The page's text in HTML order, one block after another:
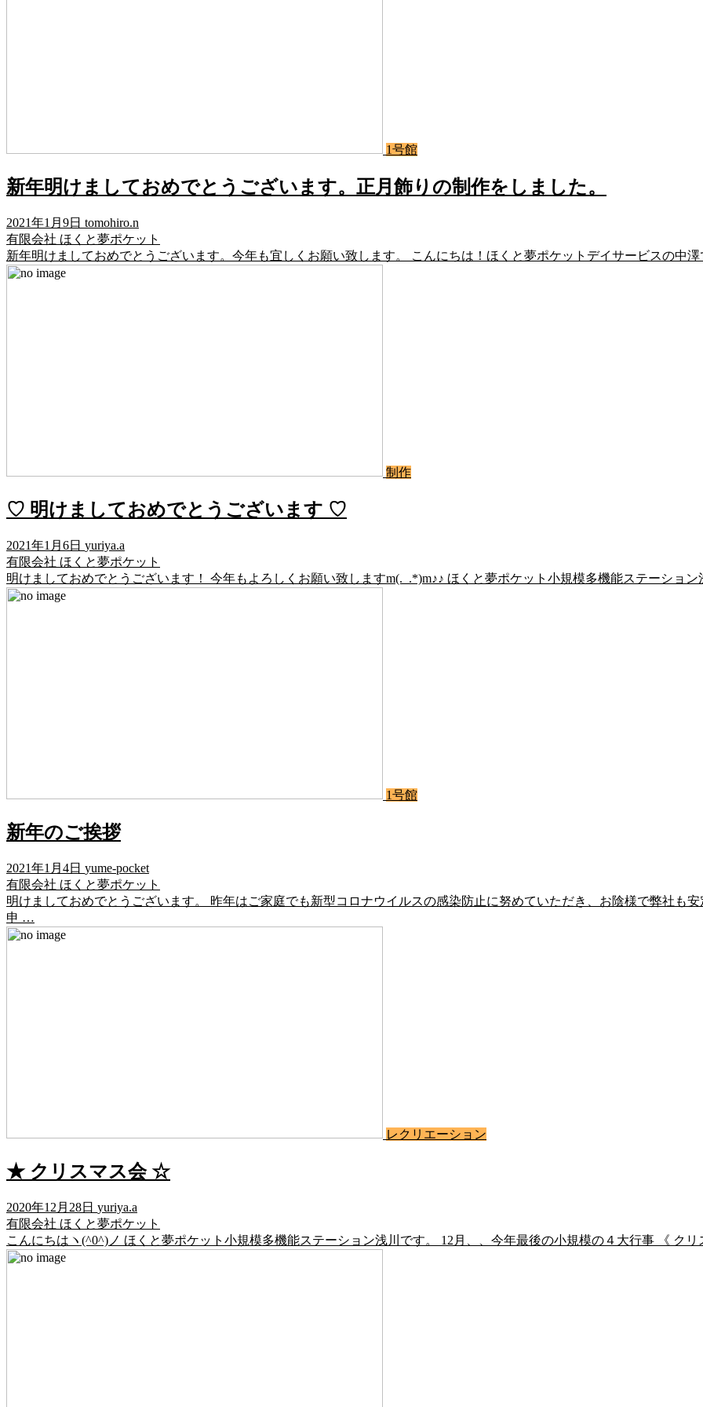
1号館
新年明けましておめでとうございます。正月飾りの制作をしました。
2021年1月9日 tomohiro.n
有限会社 ほくと夢ポケット
新年明けましておめでとうございます。今年も宜しくお願い致します。 こんにちは！ほくと夢ポケットデイサービスの中
制作
♡ 明けましておめでとうございます ♡
2021年1月6日 yuriya.a
有限会社 ほくと夢ポケット
明けましておめでとうございます！ 今年もよろしくお願い致しますm(._.*)m♪♪ ほくと夢ポケット小規模多機能ステーショ
1号館
新年のご挨拶
2021年1月4日 yume-pocket
有限会社 ほくと夢ポケット
明けましておめでとうございます。 昨年はご家庭でも新型コロナウイルスの感染防止に努めていただき、お陰様で弊社も
申 …
レクリエーション
★ クリスマス会 ☆
2020年12月28日 yuriya.a
有限会社 ほくと夢ポケット
こんにちはヽ(^0^)ノ ほくと夢ポケット小規模多機能ステーション浅川です。 12月、、今年最後の小規模の４大行事 《 ク